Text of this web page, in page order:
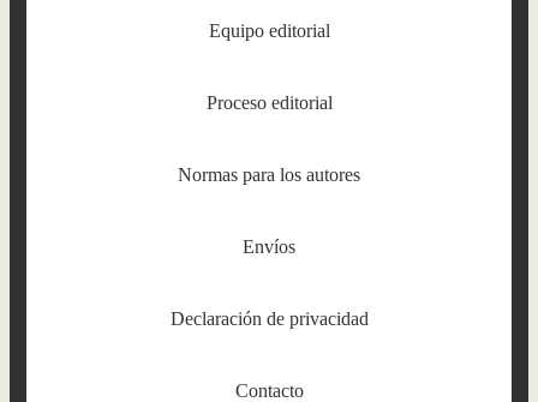
Equipo editorial
Proceso editorial
Normas para los autores
Envíos
Declaración de privacidad
Contacto